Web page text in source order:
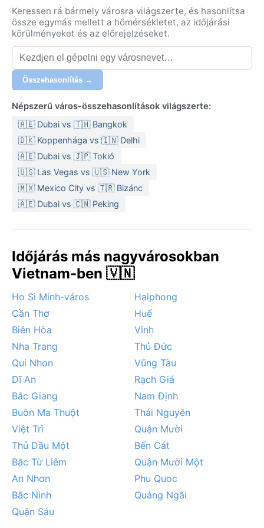
páratartalom gyakran 80% fölé kúszik. A tél
(novembertől áprilisig) enyhe, száraz, a nappali
hőmérséklet 15–20°C körül mozog, az éjszakák
hűvösek. A tavasz és az ősz is átmeneti időszak. A
csomagoláshoz a nyári hónapokra könnyű,
légáteresztő ruházat, esőkabát és vízálló cipő
ajánlott; télen réteges öltözködés, könnyű kabát elég.
Az időjárás szempontjából a legjobb időszak október
és november, illetve március és április, amikor a
hőmérséklet kellemes, a páratartalom alacsonyabb,
és kevés az eső. A nyári monszun heves esőzéseket
okozhat, de a tájfunok ritkán érik el közvetlenül a
várost, inkább a partvidéken pusztítanak. Télen
időnként köd tele
Keressen rá bármely városra világszerte, és hasonlítsa
össze egymás mellett a hőmérsékletet, az időjárási
körülményeket és az előrejelzéseket.
Összehasonlítás →
Népszerű város-összehasonlítások világszerte:
🇦🇪 Dubai vs 🇹🇭 Bangkok
🇩🇰 Koppenhága vs 🇮🇳 Delhi
🇦🇪 Dubai vs 🇯🇵 Tokió
🇺🇸 Las Vegas vs 🇺🇸 New York
🇲🇽 Mexico City vs 🇹🇷 Bizánc
🇦🇪 Dubai vs 🇨🇳 Peking
Időjárás más nagyvárosokban
Vietnam-ben 🇻🇳
Ho Si Minh-város
Haiphong
Cần Thơ
Huế
Biên Hòa
Vinh
Nha Trang
Thủ Đức
Qui Nhon
Vũng Tàu
Dĩ An
Rạch Giá
Bắc Giang
Nam Định
Buôn Ma Thuột
Thái Nguyên
Việt Trì
Quận Mười
Thủ Dầu Một
Bến Cát
Bắc Từ Liêm
Quận Mười Một
An Nhơn
Phu Quoc
Bắc Ninh
Quảng Ngãi
Quận Sáu